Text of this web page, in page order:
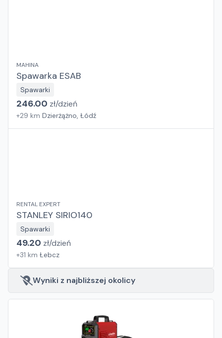
MAHINA
Spawarka ESAB
Spawarki
246.00 zł/dzień
+29 km Dzierżążno, Łódź
RENTAL EXPERT
STANLEY SIRIO140
Spawarki
49.20 zł/dzień
+31 km Łebcz
Wyniki z najbliższej okolicy